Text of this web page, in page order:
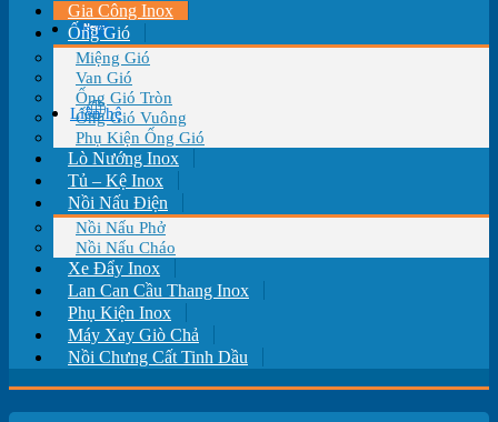
Tin tức
Liên hệ
Gia Công Inox
Ống Gió
Miệng Gió
Van Gió
Ống Gió Tròn
Ống Gió Vuông
Phụ Kiện Ống Gió
Lò Nướng Inox
Tủ – Kệ Inox
Nồi Nấu Điện
Nồi Nấu Phở
Nồi Nấu Cháo
Xe Đẩy Inox
Lan Can Cầu Thang Inox
Phụ Kiện Inox
Máy Xay Giò Chả
Nồi Chưng Cất Tinh Dầu